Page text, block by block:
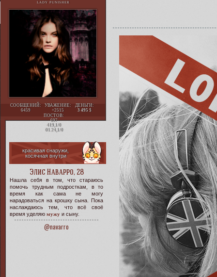
LADY PUNISHER
СООБЩЕНИЙ:
6459
УВАЖЕНИЕ:
+2515
ДЕНЬГИ:
3 495
ПОСТОВ:
697
419,1/0
01.24,1/0
красивая снаружи,
косячная внутри
Элис Наварро, 28
Нашла себя в том, что стараюсь
помочь трудным подросткам, в то
время как сама не могу
нарадоваться на крошку сына. Пока
наслаждаюсь тем, что всё своё
время уделяю мужу и сыну.
@navarro